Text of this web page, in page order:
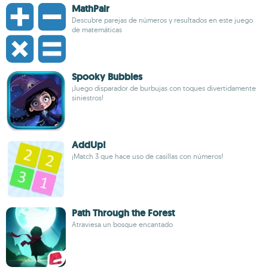
MathPair
Descubre parejas de números y resultados en este juego
de matemáticas
Spooky Bubbles
¡Juego disparador de burbujas con toques divertidamente
siniestros!
AddUp!
¡Match 3 que hace uso de casillas con números!
Path Through the Forest
Atraviesa un bosque encantado